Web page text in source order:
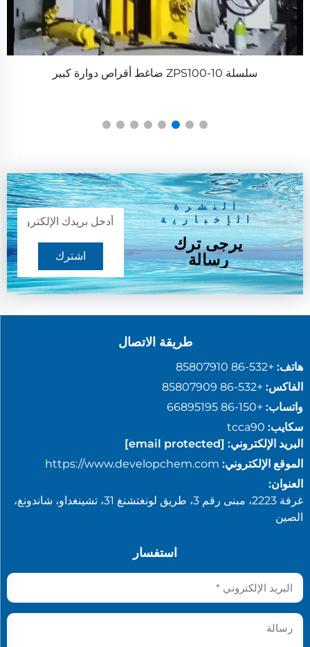
سلسلة ZPS100-10 ضاغط أقراص دوارة كبير
النشرة
الإخبارية
يرجى ترك
رسالة
اشترك
طريقة الاتصال
هاتف: +86-532 85807910
الفاكس: +86-532 85807909
واتساب: +86-150 66895195
سكايب: tcca90
البريد الإلكتروني: [email protected]
الموقع الإلكتروني: https://www.developchem.com
العنوان:
غرفة 2223، مبنى رقم 3، طريق لونغتشنغ 31، تشينغداو، شاندونغ،
الصين
استفسار